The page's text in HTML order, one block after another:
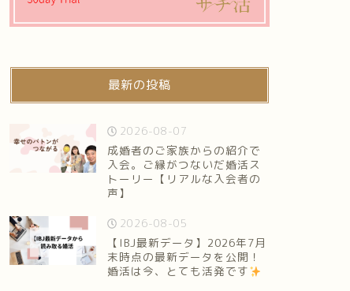
最新の投稿
2026-08-07
成婚者のご家族からの紹介で
入会。ご縁がつないだ婚活ス
トーリー【リアルな入会者の
声】
2026-08-05
【IBJ最新データ】2026年7月
末時点の最新データを公開！
婚活は今、とても活発です